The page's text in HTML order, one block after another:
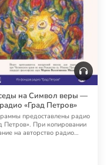
на Символ веры —
радио «Град Петров»
предоставлены радио
Петров». При копировании
на авторство радио